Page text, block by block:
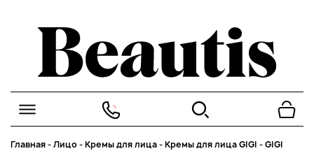
Главная-Лицо-Кремы для лица-Кремы для лица GIGI -GIGI